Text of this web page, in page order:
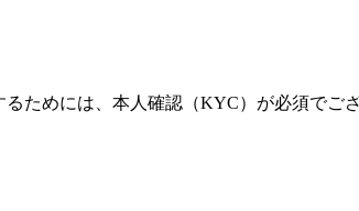
ためには、本人確認（KYC）が必須で